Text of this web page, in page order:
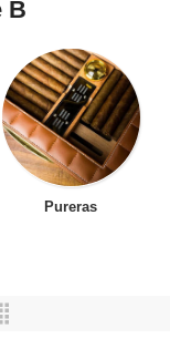
B
Pureras